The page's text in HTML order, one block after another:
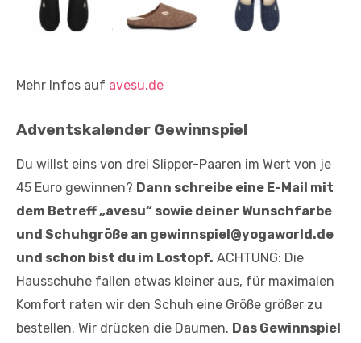
Mehr Infos auf avesu.de
Adventskalender Gewinnspiel
Du willst eins von drei Slipper-Paaren im Wert von je
45 Euro gewinnen? Dann schreibe eine E-Mail mit
dem Betreff „avesu“ sowie deiner Wunschfarbe
und Schuhgröße an gewinnspiel@yogaworld.de
und schon bist du im Lostopf. ACHTUNG: Die
Hausschuhe fallen etwas kleiner aus, für maximalen
Komfort raten wir den Schuh eine Größe größer zu
bestellen. Wir drücken die Daumen. Das Gewinnspiel